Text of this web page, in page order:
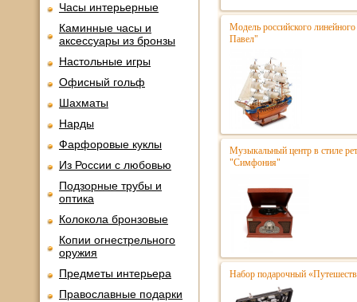
Часы интерьерные
Каминные часы и
аксессуары из бронзы
Настольные игры
Офисный гольф
Шахматы
Нарды
Фарфоровые куклы
Из России с любовью
Подзорные трубы и
оптика
Колокола бронзовые
Копии огнестрельного
оружия
Предметы интерьера
Православные подарки
Модель российского
Павел"
Музыкальный центр в стиле
"Симфония"
Набор подарочный